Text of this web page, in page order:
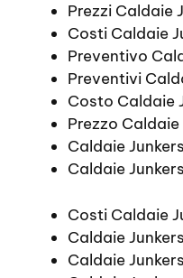
Prezzi Caldaie
Costi Caldaie
Preventivo
Preventivi
Costo Caldaie
Prezzo Caldaie
Caldaie Junkers
Caldaie
Costi Caldaie
Caldaie
Caldaie